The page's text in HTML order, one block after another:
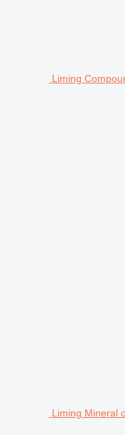
Liming
Liming Mineral